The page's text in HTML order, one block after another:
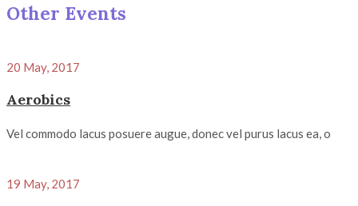
Other Events
20 May, 2017
Aerobics
Vel commodo lacus posuere augue, donec vel purus lacus ea, o
19 May, 2017